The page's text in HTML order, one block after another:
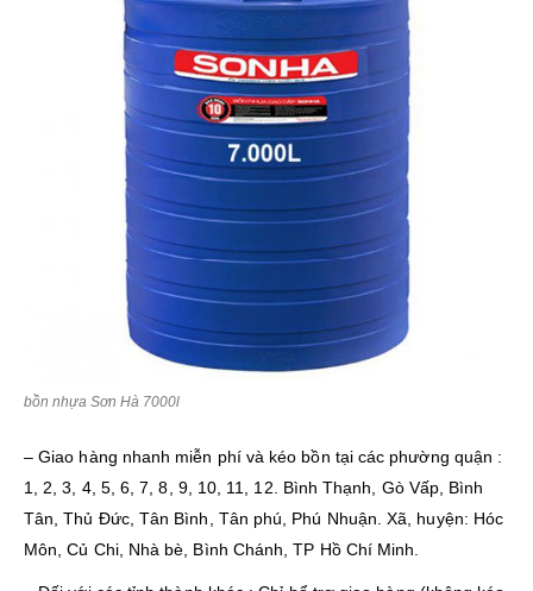
bồn nhựa Sơn Hà 7000l
– Giao hàng nhanh miễn phí và kéo bồn tại các phường quận :
1, 2, 3, 4, 5, 6, 7, 8, 9, 10, 11, 12. Bình Thạnh, Gò Vấp, Bình
Tân, Thủ Đức, Tân Bình, Tân phú, Phú Nhuận. Xã, huyện: Hóc
Môn, Củ Chi, Nhà bè, Bình Chánh, TP Hồ Chí Minh.